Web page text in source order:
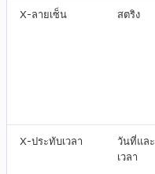
X-ลายเซ็น สตริง
X-ประทับเวลา
วันที่และ
เวลา